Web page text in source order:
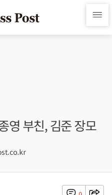
영 부친, 김준 장모